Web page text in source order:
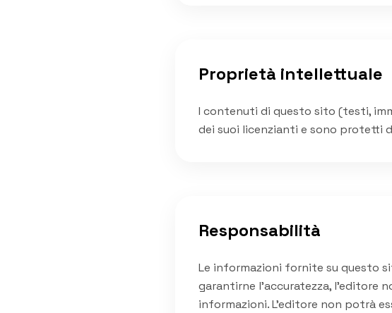
Proprietà intellettuale
I contenuti di questo sito (testi,
dei suoi licenzianti e sono protetti
Responsabilità
Le informazioni fornite su questo
garantirne l'accuratezza, l'editore
informazioni. L'editore non potrà